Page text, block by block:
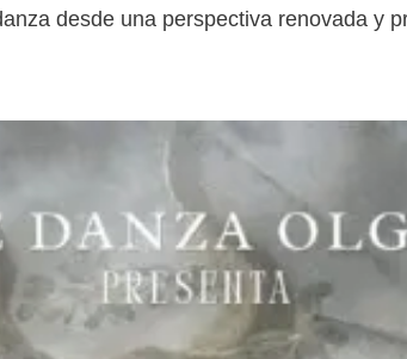
desde una perspectiva renovada y